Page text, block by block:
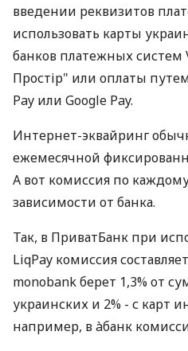
введении реквизитов
использовать карты
банков платежных систем
Простір" или оплаты
Pay или Google Pay.
Интернет-эквайринг
ежемесячной
А вот комиссия по
зависимости от банка.
Так, в ПриватБанк при
LiqPay комиссия
monobank берет 1,3% от
украинских и 2% - с карт
например, в àбанк